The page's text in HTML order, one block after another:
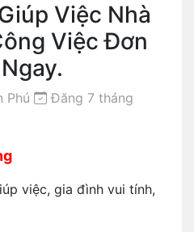
Việc Nhà
Việc Đơn
Phú
Đăng 7 tháng
việc, gia đình vui tính,